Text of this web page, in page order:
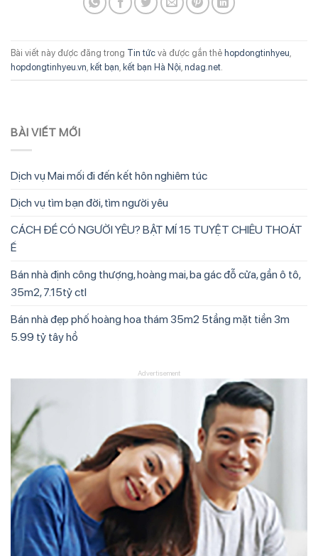
Bài viết này được đăng trong Tin tức và được gắn thẻ hopdongtinhyeu
hopdongtinhyeu.vn kết bạn kết bạn Hà Nội ndag.net
BÀI VIẾT MỚI
Dịch vụ Mai mối đi đến kết hôn nghiêm túc
Dịch vụ tìm bạn đời, tìm người yêu
CÁCH ĐỂ CÓ NGƯỜI YÊU? BẬT MÍ 15 TUYỆT CHIÊU THOÁT
Ế
Bán nhà định công thượng, hoàng mai, ba gác đỗ cửa, gần ô tô,
35m2, 7.15tỷ ctl
Bán nhà đẹp phố hoàng hoa thám 35m2 5tầng mặt tiền 3m
5.99 tỷ tây hồ
Advertisement